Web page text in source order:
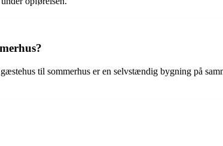
til sommerhus er en selvstændig bygning på